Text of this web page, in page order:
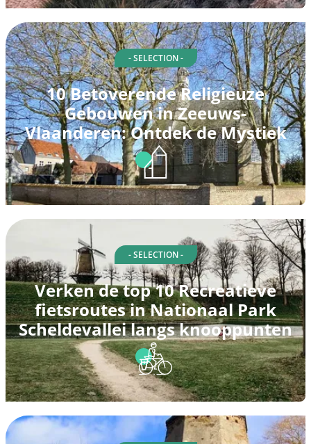
- SELECTION -
10 Betoverende Religieuze
Gebouwen in Zeeuws-
Vlaanderen: Ontdek de Mystiek
- SELECTION -
Verken de top 10 Recreatieve
fietsroutes in Nationaal Park
Scheldevallei langs knooppunten